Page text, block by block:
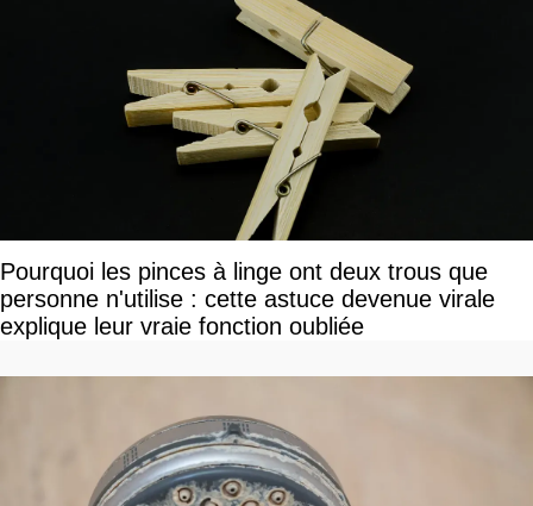
Pourquoi les pinces à linge ont deux trous que
personne n'utilise : cette astuce devenue virale
explique leur vraie fonction oubliée